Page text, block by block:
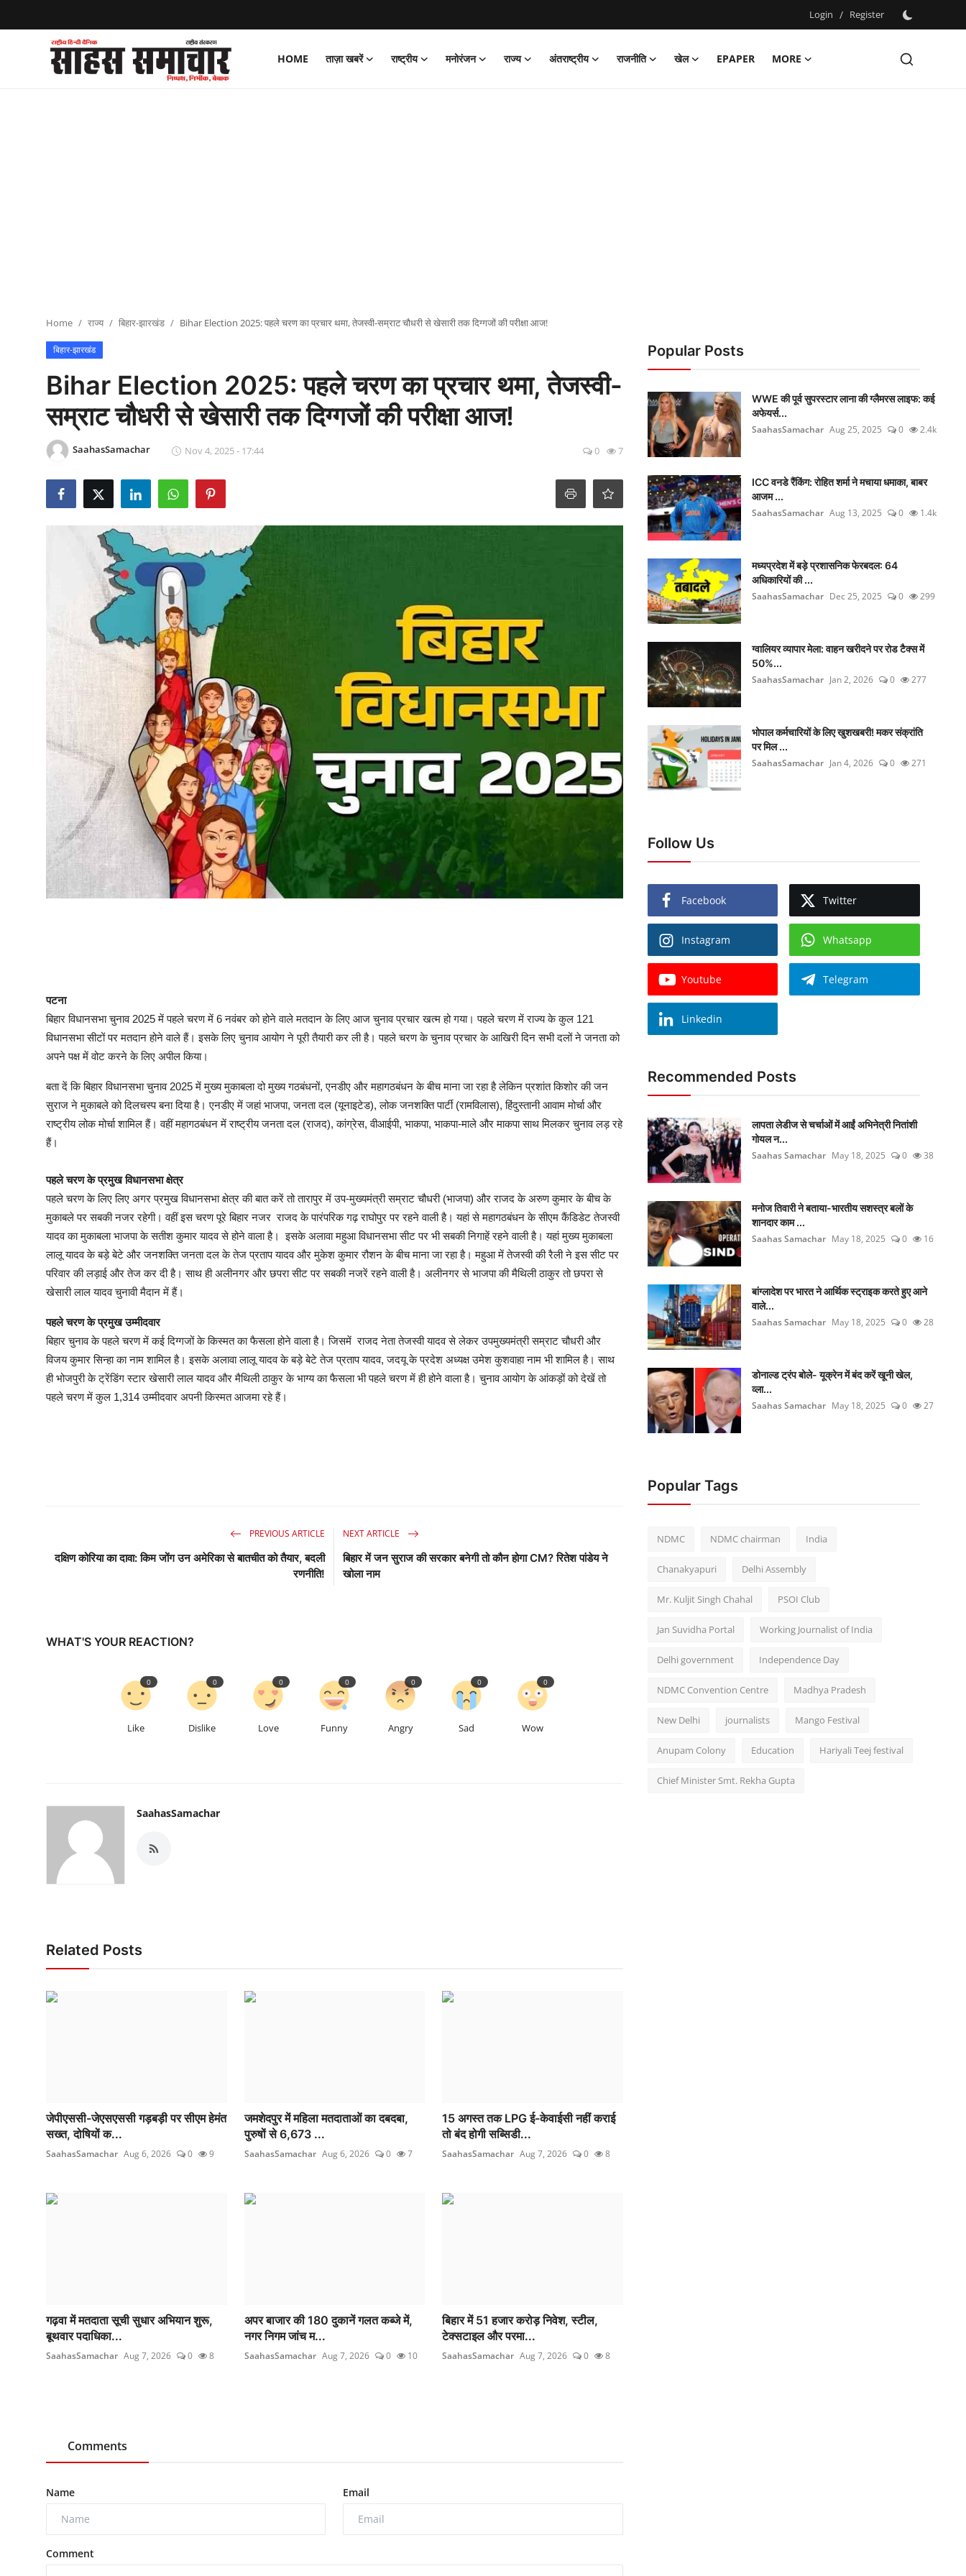
Login / Register
HOME ताज़ा खबरें राष्ट्रीय मनोरंजन राज्य अंतराष्ट्रीय राजनीति खेल EPAPER
MORE
Register
Home राज्य बिहार-झारखंड Bihar Election 2025: पहले चरण का प्रचार थमा, तेजस्वी-सम्राट चौधरी से खेसारी तक दिग्गजों की परीक्षा आज!
बिहार-झारखंड
Bihar Election 2025: पहले चरण का प्रचार थमा, तेजस्वी-
सम्राट चौधरी से खेसारी तक दिग्गजों की परीक्षा आज!
SaahasSamachar Nov 4, 2025 - 17:44 0 7
पटना
बिहार विधानसभा चुनाव 2025 में पहले चरण में 6 नवंबर को होने वाले मतदान के लिए आज चुनाव प्रचार खत्म हो गया। पहले चरण में राज्य के कुल 121
विधानसभा सीटों पर मतदान होने वाले हैं। इसके लिए चुनाव आयोग ने पूरी तैयारी कर ली है। पहले चरण के चुनाव प्रचार के आखिरी दिन सभी दलों ने जनता को
अपने पक्ष में वोट करने के लिए अपील किया।
बता दें कि बिहार विधानसभा चुनाव 2025 में मुख्य मुकाबला दो मुख्य गठबंधनों, एनडीए और महागठबंधन के बीच माना जा रहा है लेकिन प्रशांत किशोर की जन
सुराज ने मुकाबले को दिलचस्प बना दिया है। एनडीए में जहां भाजपा, जनता दल (यूनाइटेड), लोक जनशक्ति पार्टी (रामविलास), हिंदुस्तानी आवाम मोर्चा और
राष्ट्रीय लोक मोर्चा शामिल हैं। वहीं महागठबंधन में राष्ट्रीय जनता दल (राजद), कांग्रेस, वीआईपी, भाकपा, भाकपा-माले और माकपा साथ मिलकर चुनाव लड़ रहे
हैं।
पहले चरण के प्रमुख विधानसभा क्षेत्र
पहले चरण के लिए लिए अगर प्रमुख विधानसभा क्षेत्र की बात करें तो तारापुर में उप-मुख्यमंत्री सम्राट चौधरी (भाजपा) और राजद के अरुण कुमार के बीच के
मुकाबले पर सबकी नजर रहेगी। वहीं इस चरण पूरे बिहार नजर राजद के पारंपरिक गढ़ राघोपुर पर रहने वाली है। यहां से महागठबंधन के सीएम कैंडिडेट तेजस्वी
यादव का मुकाबला भाजपा के सतीश कुमार यादव से होने वाला है। इसके अलावा महुआ विधानसभा सीट पर भी सबकी निगाहें रहने वाली है। यहां मुख्य मुकाबला
लालू यादव के बड़े बेटे और जनशक्ति जनता दल के तेज प्रताप यादव और मुकेश कुमार रौशन के बीच माना जा रहा है। महुआ में तेजस्वी की रैली ने इस सीट पर
परिवार की लड़ाई और तेज कर दी है। साथ ही अलीनगर और छपरा सीट पर सबकी नजरें रहने वाली है। अलीनगर से भाजपा की मैथिली ठाकुर तो छपरा से
खेसारी लाल यादव चुनावी मैदान में हैं।
पहले चरण के प्रमुख उम्मीदवार
बिहार चुनाव के पहले चरण में कई दिग्गजों के किस्मत का फैसला होने वाला है। जिसमें राजद नेता तेजस्वी यादव से लेकर उपमुख्यमंत्री सम्राट चौधरी और
विजय कुमार सिन्हा का नाम शामिल है। इसके अलावा लालू यादव के बड़े बेटे तेज प्रताप यादव, जदयू के प्रदेश अध्यक्ष उमेश कुशवाहा नाम भी शामिल है। साथ
ही भोजपुरी के ट्रेंडिंग स्टार खेसारी लाल यादव और मैथिली ठाकुर के भाग्य का फैसला भी पहले चरण में ही होने वाला है। चुनाव आयोग के आंकड़ों को देखें तो
पहले चरण में कुल 1,314 उम्मीदवार अपनी किस्मत आजमा रहे हैं।
PREVIOUS ARTICLE
दक्षिण कोरिया का दावा: किम जोंग उन अमेरिका से बातचीत को तैयार, बदली
रणनीति!
NEXT ARTICLE
बिहार में जन सुराज की सरकार बनेगी तो कौन होगा CM? रितेश पांडेय ने
खोला नाम
WHAT'S YOUR REACTION?
Like
0
Dislike
0
Love
0
Funny
0
Angry
0
Sad
0
Wow
0
SaahasSamachar
Related Posts
जेपीएससी-जेएसएससी गड़बड़ी पर सीएम हेमंत
सख्त, दोषियों क...
SaahasSamachar Aug 6, 2026 0 9
जमशेदपुर में महिला मतदाताओं का दबदबा,
पुरुषों से 6,673 ...
SaahasSamachar Aug 6, 2026 0 7
15 अगस्त तक LPG ई-केवाईसी नहीं कराई
तो बंद होगी सब्सिडी...
SaahasSamachar Aug 7, 2026 0 8
गढ़वा में मतदाता सूची सुधार अभियान शुरू,
बूथवार पदाधिका...
SaahasSamachar Aug 7, 2026 0 8
अपर बाजार की 180 दुकानें गलत कब्जे में,
नगर निगम जांच म...
SaahasSamachar Aug 7, 2026 0 10
बिहार में 51 हजार करोड़ निवेश, स्टील,
टेक्सटाइल और परमा...
SaahasSamachar Aug 7, 2026 0 8
Comments
Name Email
Comment
Popular Posts
WWE की पूर्व सुपरस्टार लाना की ग्लैमरस लाइफ: कई
अफेयर्स...
SaahasSamachar Aug 25, 2025 0 2.4k
ICC वनडे रैंकिंग: रोहित शर्मा ने मचाया धमाका, बाबर
आजम ...
SaahasSamachar Aug 13, 2025 0 1.4k
मध्यप्रदेश में बड़े प्रशासनिक फेरबदल: 64
अधिकारियों की ...
SaahasSamachar Dec 25, 2025 0 299
ग्वालियर व्यापार मेला: वाहन खरीदने पर रोड टैक्स में
50%...
SaahasSamachar Jan 2, 2026 0 277
भोपाल कर्मचारियों के लिए खुशखबरी! मकर संक्रांति
पर मिल ...
SaahasSamachar Jan 4, 2026 0 271
Follow Us
Facebook Twitter
Instagram Whatsapp
Youtube Telegram
Linkedin
Recommended Posts
लापता लेडीज से चर्चाओं में आईं अभिनेत्री नितांशी
गोयल न...
Saahas Samachar May 18, 2025 0 38
मनोज तिवारी ने बताया-भारतीय सशस्त्र बलों के
शानदार काम ...
Saahas Samachar May 18, 2025 0 16
बांग्लादेश पर भारत ने आर्थिक स्ट्राइक करते हुए आने
वाले...
Saahas Samachar May 18, 2025 0 28
डोनाल्ड ट्रंप बोले- यूक्रेन में बंद करें खूनी खेल,
व्ला...
Saahas Samachar May 18, 2025 0 27
Popular Tags
NDMC NDMC chairman India
Chanakyapuri Delhi Assembly
Mr. Kuljit Singh Chahal PSOI Club
Jan Suvidha Portal Working Journalist of India
Delhi government Independence Day
NDMC Convention Centre Madhya Pradesh
New Delhi journalists Mango Festival
Anupam Colony Education Hariyali Teej festival
Chief Minister Smt. Rekha Gupta